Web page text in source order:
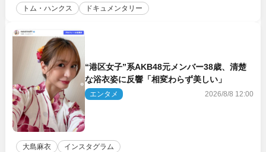
トム・ハンクス ドキュメンタリー
“港区女子”系AKB48元メンバー38歳、清楚
な浴衣姿に反響「相変わらず美しい」
エンタメ 2026/8/8 12:00
大島麻衣 インスタグラム